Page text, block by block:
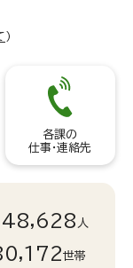
）
各課の
仕事・連絡先
人
世帯